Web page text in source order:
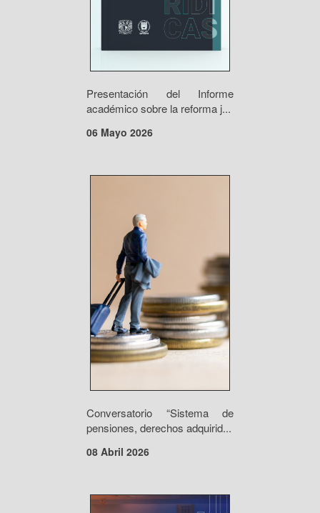
Presentación del Informe
académico sobre la reforma j...
06 Mayo 2026
Conversatorio “Sistema de
pensiones, derechos adquirid...
08 Abril 2026